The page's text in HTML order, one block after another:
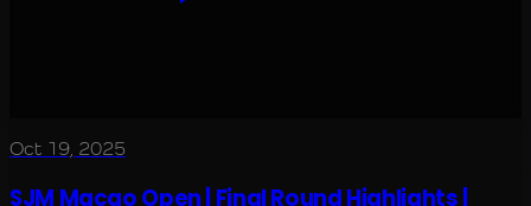
Oct 19, 2025
SJM Macao Open | Final Round Highlights |